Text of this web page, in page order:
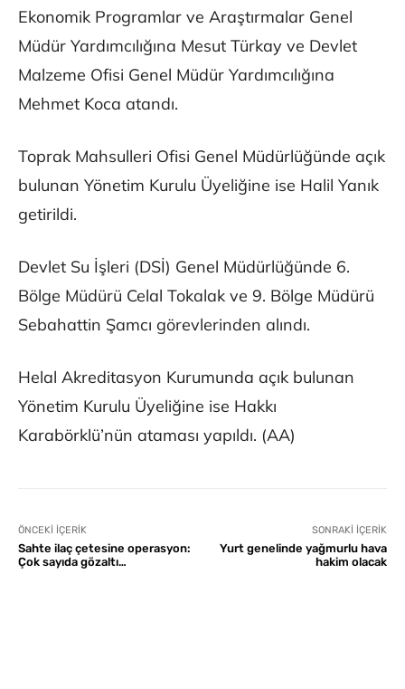
Ekonomik Programlar ve Araştırmalar Genel
Müdür Yardımcılığına Mesut Türkay ve Devlet
Malzeme Ofisi Genel Müdür Yardımcılığına
Mehmet Koca atandı.
Toprak Mahsulleri Ofisi Genel Müdürlüğünde açık
bulunan Yönetim Kurulu Üyeliğine ise Halil Yanık
getirildi.
Devlet Su İşleri (DSİ) Genel Müdürlüğünde 6.
Bölge Müdürü Celal Tokalak ve 9. Bölge Müdürü
Sebahattin Şamcı görevlerinden alındı.
Helal Akreditasyon Kurumunda açık bulunan
Yönetim Kurulu Üyeliğine ise Hakkı
Karabörklü’nün ataması yapıldı. (AA)
ÖNCEKI İÇERIK
Sahte ilaç çetesine operasyon:
Çok sayıda gözaltı…
SONRAKI İÇERIK
Yurt genelinde yağmurlu hava
hakim olacak